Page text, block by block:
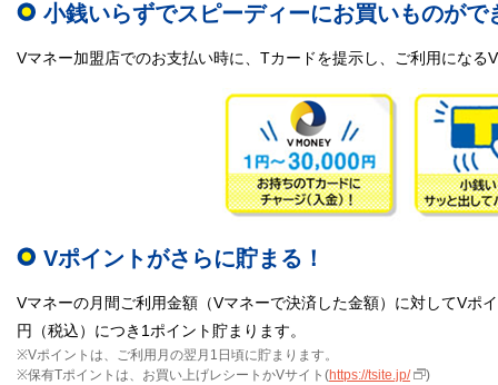
小銭いらずでスピーディーにお買いものがで
Vマネー加盟店でのお支払い時に、Tカードを提示し、ご利用になる
Vポイントがさらに貯まる！
Vマネーの月間ご利用金額（Vマネーで決済した金額）に対してVポ
円（税込）につき1ポイント貯まります。
※Vポイントは、ご利用月の翌月1日頃に貯まります。
※保有Tポイントは、お買い上げレシートかVサイト(https://tsite.jp/
)